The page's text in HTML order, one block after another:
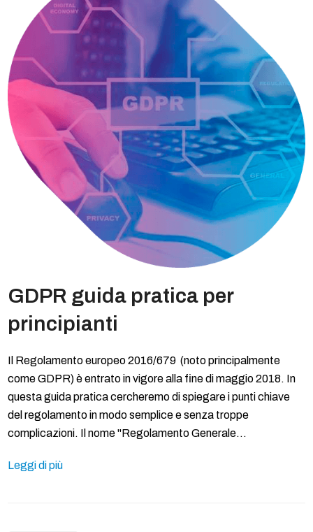
GDPR guida pratica per
principianti
Il Regolamento europeo 2016/679 (noto principalmente
come GDPR) è entrato in vigore alla fine di maggio 2018. In
questa guida pratica cercheremo di spiegare i punti chiave
del regolamento in modo semplice e senza troppe
complicazioni. Il nome "Regolamento Generale…
Leggi di più